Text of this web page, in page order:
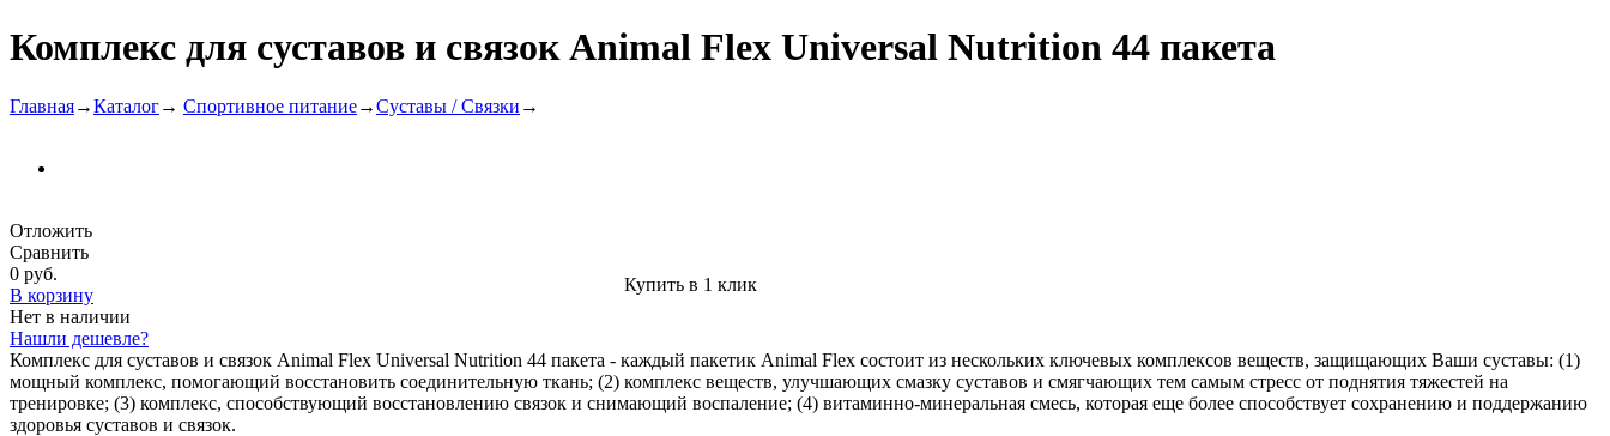
Комплекс для суставов и связок Animal Flex Universal Nutrition 44 пакета
Главная→Каталог→ Спортивное питание→Суставы / Связки →
Отложить
Сравнить
0 руб.
В корзину
Купить в 1 клик
Нет в наличии
Нашли дешевле?
Комплекс для суставов и связок Animal Flex Universal Nutrition 44 пакета - каждый пакетик Animal Flex состоит из нескольких ключевых комплексов веществ, защищающих Ваши суставы: (1)
мощный комплекс, помогающий восстановить соединительную ткань; (2) комплекс веществ, улучшающих смазку суставов и смягчающих тем самым стресс от поднятия тяжестей на
тренировке; (3) комплекс, способствующий восстановлению связок и снимающий воспаление; (4) витаминно-минеральная смесь, которая еще более способствует сохранению и поддержанию
здоровья суставов и связок.